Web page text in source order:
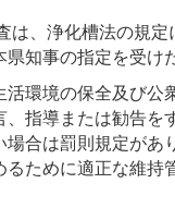
は、浄化槽法の規
県知事の指定を受け
活環境の保全及び公
、指導または勧告を
場合は罰則規定があ
るために適正な維持